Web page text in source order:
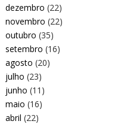
dezembro (22)
novembro (22)
outubro (35)
setembro (16)
agosto (20)
julho (23)
junho (11)
maio (16)
abril (22)